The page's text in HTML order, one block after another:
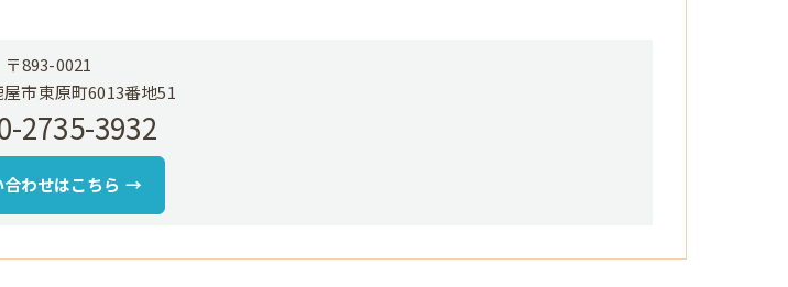
〒893-0021
市東原町6013番地51
2735-3932
わせはこちら